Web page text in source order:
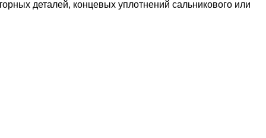
деталей, концевых уплотнений сальникового или